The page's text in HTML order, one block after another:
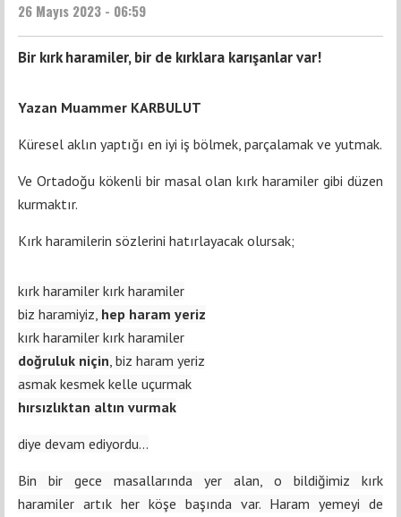
26 Mayıs 2023 - 06:59
Bir kırk haramiler, bir de kırklara karışanlar var!
Yazan Muammer KARBULUT
Küresel aklın yaptığı en iyi iş bölmek, parçalamak ve yutmak.
Ve Ortadoğu kökenli bir masal olan kırk haramiler gibi düzen
kurmaktır.
Kırk haramilerin sözlerini hatırlayacak olursak;
kırk haramiler kırk haramiler
biz haramiyiz, hep haram yeriz
kırk haramiler kırk haramiler
doğruluk niçin, biz haram yeriz
asmak kesmek kelle uçurmak
hırsızlıktan altın vurmak
diye devam ediyordu…
Bin bir gece masallarında yer alan, o bildiğimiz kırk
haramiler artık her köşe başında var. Haram yemeyi de